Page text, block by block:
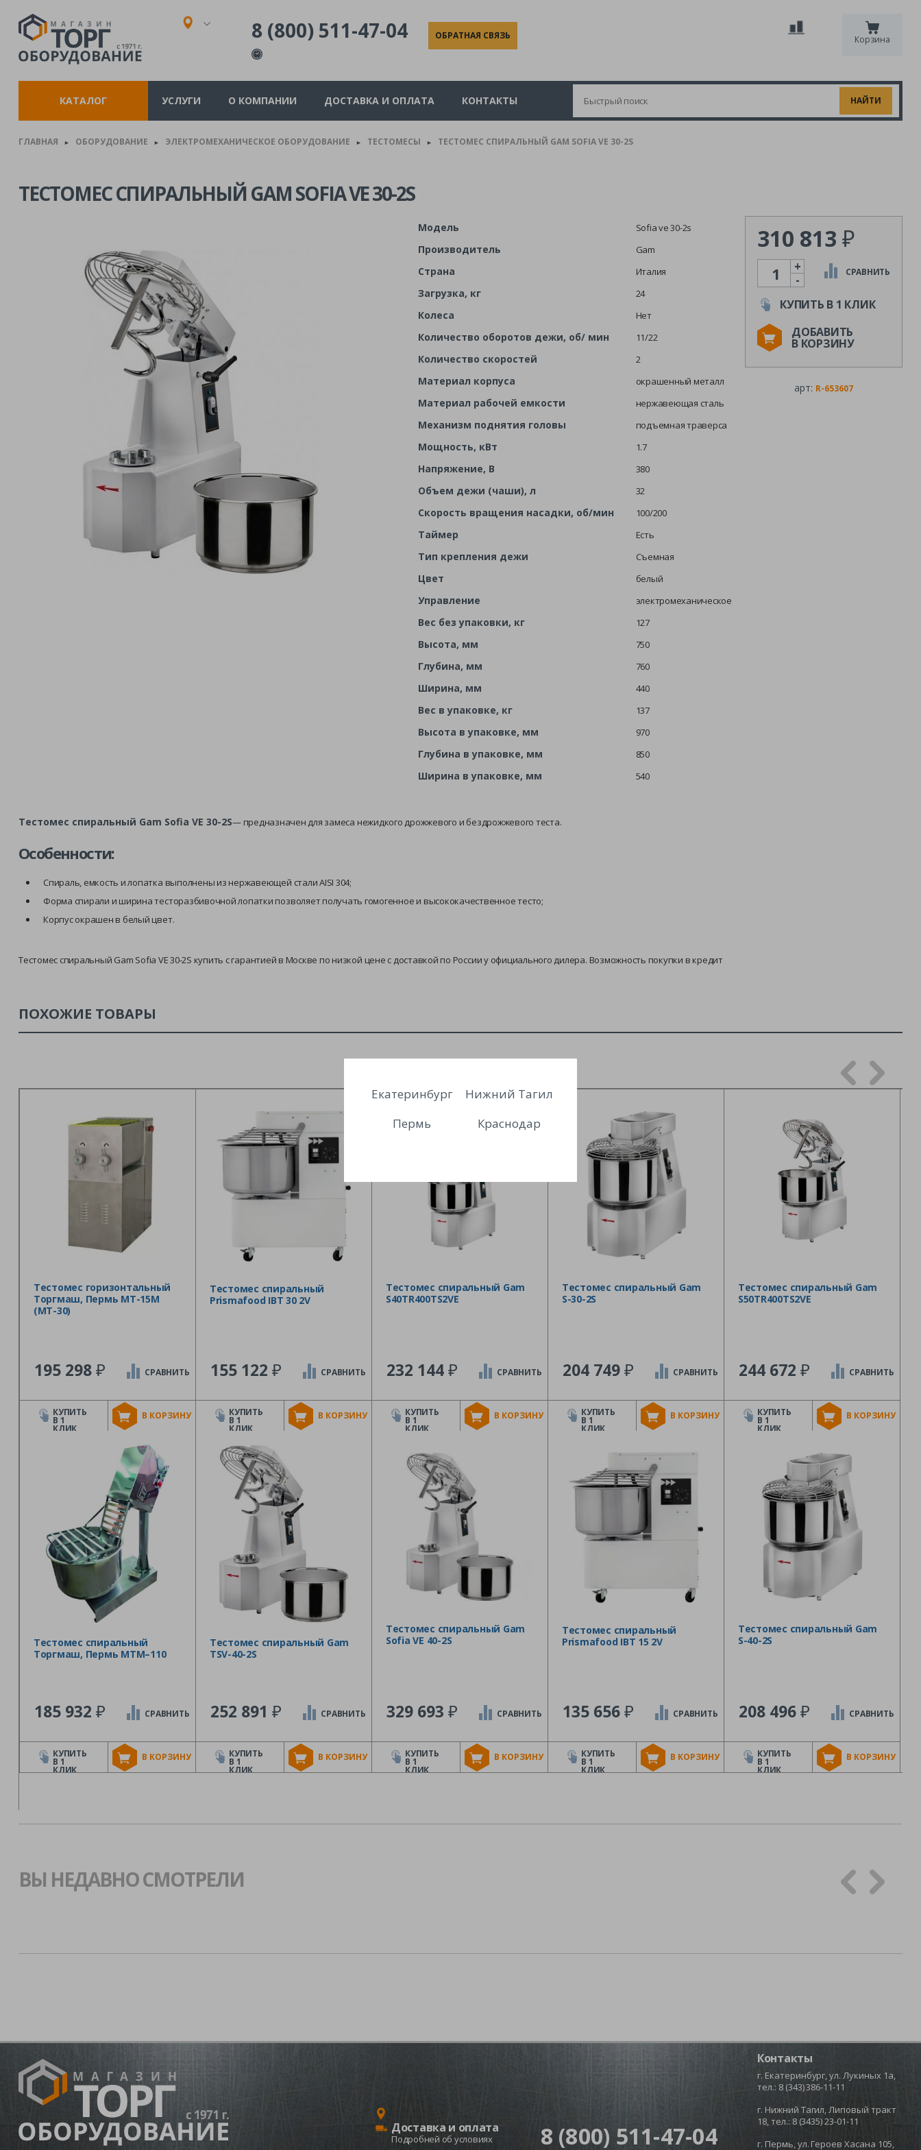
8 (800) 511-47-04 ОБРАТНАЯ СВЯЗЬ Корзина
КАТАЛОГ УСЛУГИ О КОМПАНИИ ДОСТАВКА И ОПЛАТА КОНТАКТЫ
ГЛАВНАЯ ► ОБОРУДОВАНИЕ ► ЭЛЕКТРОМЕХАНИЧЕСКОЕ ОБОРУДОВАНИЕ ► ТЕСТОМЕСЫ ► ТЕСТОМЕС СПИРАЛЬНЫЙ GAM SOFIA VE 30-2S
ТЕСТОМЕС СПИРАЛЬНЫЙ GAM SOFIA VE 30-2S
Модель Sofia ve 30-2s
Производитель Gam
Страна Италия
Загрузка, кг 24
Колеса Нет
Количество оборотов дежи, об/ мин 11/22
Количество скоростей 2
Материал корпуса окрашенный металл
Материал рабочей емкости нержавеющая сталь
Механизм поднятия головы подъемная траверса
Мощность, кВт 1.7
Напряжение, В 380
Объем дежи (чаши), л 32
Скорость вращения насадки, об/мин 100/200
Таймер Есть
Тип крепления дежи Съемная
Цвет белый
Управление электромеханическое
Вес без упаковки, кг 127
Высота, мм 750
Глубина, мм 760
Ширина, мм 440
Вес в упаковке, кг 137
Высота в упаковке, мм 970
Глубина в упаковке, мм 850
Ширина в упаковке, мм 540
310 813 ₽
Количество
-
+ СРАВНИТЬ
КУПИТЬ В 1 КЛИК
ДОБАВИТЬ
В КОРЗИНУ
арт: R-653607
Тестомес спиральный Gam Sofia VE 30-2S— предназначен для замеса нежидкого дрожжевого и бездрожжевого теста.
Особенности:
Спираль, емкость и лопатка выполнены из нержавеющей стали AISI 304;
Форма спирали и ширина тесторазбивочной лопатки позволяет получать гомогенное и высококачественное тесто;
Корпус окрашен в белый цвет.
Тестомес спиральный Gam Sofia VE 30-2S купить с гарантией в Москве по низкой цене с доставкой по России у официального дилера. Возможность покупки в кредит
ПОХОЖИЕ ТОВАРЫ
Тестомес горизонтальный
Торгмаш, Пермь МТ-15М
(МТ-30)
195 298₽
В КОРЗИНУ
СРАВНИТЬ
КУПИТЬ
В 1
КЛИК
Тестомес спиральный
Prismafood IBT 30 2V
155 122 ₽
В КОРЗИНУ
СРАВНИТЬ
КУПИТЬ
В 1
КЛИК
Тестомес спиральный Gam
S40TR400TS2VE
232 144₽
В КОРЗИНУ
СРАВНИТЬ
КУПИТЬ
В 1
КЛИК
Тестомес спиральный Gam
S-30-2S
204 749₽
В КОРЗИНУ
СРАВНИТЬ
КУПИТЬ
В 1
КЛИК
Тестомес спиральный Gam
S50TR400TS2VE
244 672 ₽
В КОРЗИНУ
СРАВНИТЬ
КУПИТЬ
В 1
КЛИК
Тестомес спиральный
Торгмаш, Пермь МТМ–110
185 932 ₽
В КОРЗИНУ
СРАВНИТЬ
КУПИТЬ
В 1
КЛИК
Тестомес спиральный Gam
TSV-40-2S
252 891 ₽
В КОРЗИНУ
СРАВНИТЬ
КУПИТЬ
В 1
КЛИК
Тестомес спиральный Gam
Sofia VE 40-2S
329 693 ₽
В КОРЗИНУ
СРАВНИТЬ
КУПИТЬ
В 1
КЛИК
Тестомес спиральный
Prismafood IBT 15 2V
135 656₽
В КОРЗИНУ
СРАВНИТЬ
КУПИТЬ
В 1
КЛИК
Тестомес спиральный Gam
S-40-2S
208 496₽
В КОРЗИНУ
СРАВНИТЬ
КУПИТЬ
В 1
КЛИК
ВЫ НЕДАВНО СМОТРЕЛИ
Доставка и оплата
Подробней об условиях 8 (800) 511-47-04
Контакты
г. Екатеринбург, ул. Лукиных 1а,
тел.: 8 (343) 386-11-11
г. Нижний Тагил, Липовый тракт
18, тел.: 8 (3435) 23-01-11
г. Пермь, ул. Героев Хасана 105,
Екатеринбург
Нижний Тагил
Пермь
Краснодар